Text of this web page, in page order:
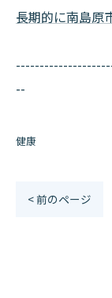
長期的に南島原
--
健康
< 前のページ